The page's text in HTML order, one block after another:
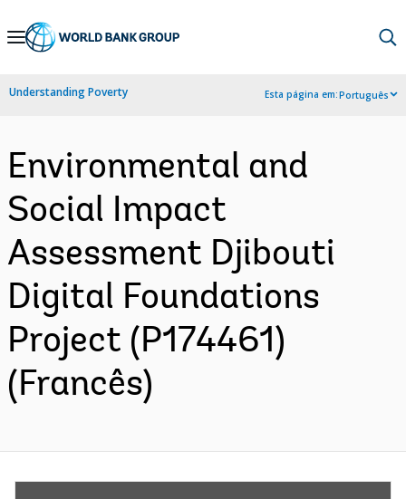
Skip
Navigation
Understanding Poverty Esta página em:Português
Environmental and
Social Impact
Assessment Djibouti
Digital Foundations
Project (P174461)
(Francês)